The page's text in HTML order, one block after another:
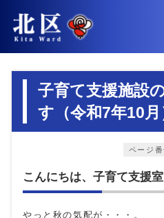
子育て支援施設
す（令和7年10月
ページ
こんにちは、子育て支援室
やっと秋の気配が・・・。